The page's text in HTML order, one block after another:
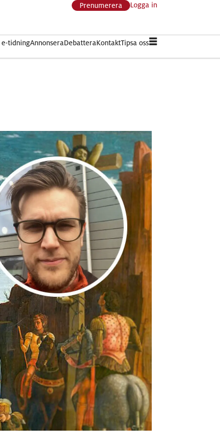
Prenumerera Logga in
e-tidningAnnonseraDebatteraKontaktTipsa oss